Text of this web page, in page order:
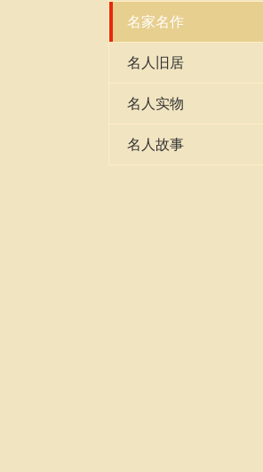
名家名作
名人旧居
名人实物
名人故事